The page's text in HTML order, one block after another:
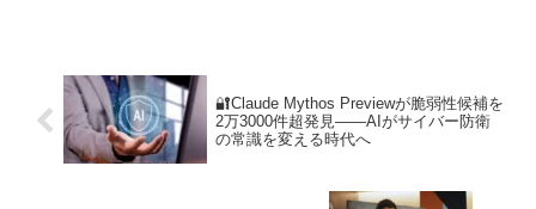
🔐Claude Mythos Previewが脆弱性候補を
2万3000件超発見――AIがサイバー防衛
の常識を変える時代へ